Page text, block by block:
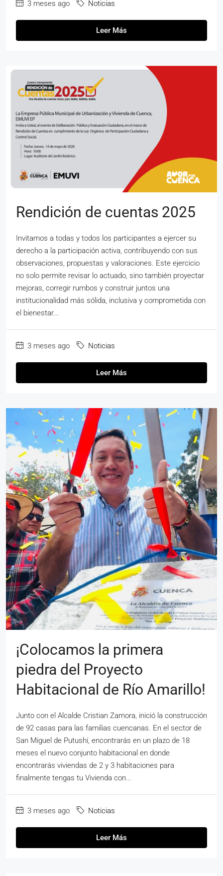
3 meses ago Noticias
Leer Más
Rendición de cuentas 2025
Invitamos a todas y todos los participantes a ejercer su
derecho a la participación activa, contribuyendo con sus
observaciones, propuestas y valoraciones. Este ejercicio
no solo permite revisar lo actuado, sino también proyectar
mejoras, corregir rumbos y construir juntos una
institucionalidad más sólida, inclusiva y comprometida con
el bienestar...
3 meses ago Noticias
Leer Más
¡Colocamos la primera
piedra del Proyecto
Habitacional de Río Amarillo!
Junto con el Alcalde Cristian Zamora, inició la construcción
de 92 casas para las familias cuencanas. En el sector de
San Miguel de Putushí, encontrarás en un plazo de 18
meses el nuevo conjunto habitacional en donde
encontrarás viviendas de 2 y 3 habitaciones para
finalmente tengas tu Vivienda con...
3 meses ago Noticias
Leer Más